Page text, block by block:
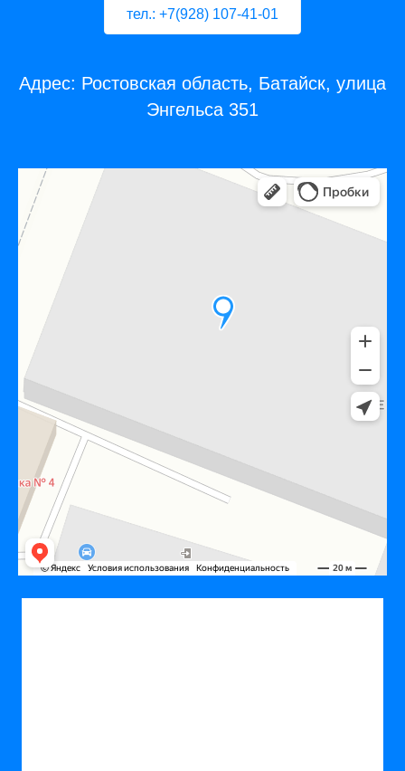
тел.: +7(928) 107-41-01
Адрес: Ростовская область, Батайск, улица
Энгельса 351